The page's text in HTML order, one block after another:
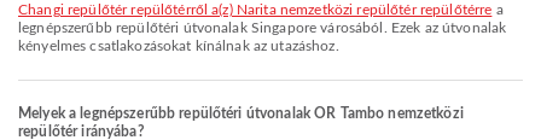
Changi repülőtér repülőtérről a(z) Narita nemzetközi repülőtér repülőtérre a
legnépszerűbb repülőtéri útvonalak Singapore városából. Ezek az útvonalak
kényelmes csatlakozásokat kínálnak az utazáshoz.
Melyek a legnépszerűbb repülőtéri útvonalak OR Tambo nemzetközi
repülőtér irányába?